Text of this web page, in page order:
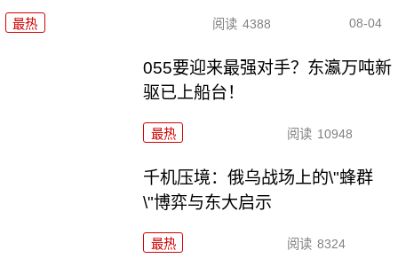
最热 阅读 4388 08-04
055要迎来最强对手？东瀛万吨新
驱已上船台！
最热 阅读 10948
千机压境：俄乌战场上的\"蜂群
\"博弈与东大启示
最热 阅读 8324